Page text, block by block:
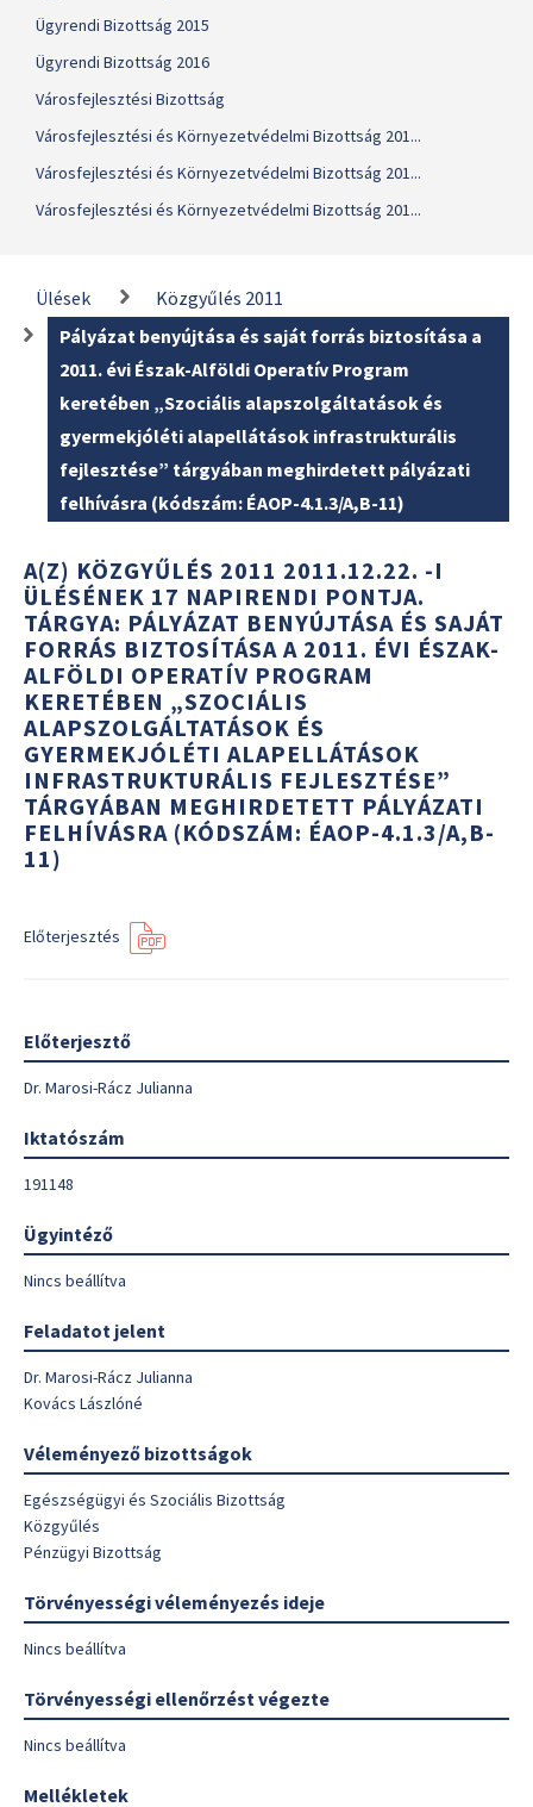
Ügyrendi Bizottság 2015
Ügyrendi Bizottság 2016
Városfejlesztési Bizottság
Városfejlesztési és Környezetvédelmi Bizottság 201...
Városfejlesztési és Környezetvédelmi Bizottság 201...
Városfejlesztési és Környezetvédelmi Bizottság 201...
Ülések
Közgyűlés 2011
Pályázat benyújtása és saját forrás biztosítása a
2011. évi Észak-Alföldi Operatív Program
keretében „Szociális alapszolgáltatások és
gyermekjóléti alapellátások infrastrukturális
fejlesztése” tárgyában meghirdetett pályázati
felhívásra (kódszám: ÉAOP-4.1.3/A,B-11)
A(Z) KÖZGYŰLÉS 2011 2011.12.22. -I
ÜLÉSÉNEK 17 NAPIRENDI PONTJA.
TÁRGYA: PÁLYÁZAT BENYÚJTÁSA ÉS SAJÁT
FORRÁS BIZTOSÍTÁSA A 2011. ÉVI ÉSZAK-
ALFÖLDI OPERATÍV PROGRAM
KERETÉBEN „SZOCIÁLIS
ALAPSZOLGÁLTATÁSOK ÉS
GYERMEKJÓLÉTI ALAPELLÁTÁSOK
INFRASTRUKTURÁLIS FEJLESZTÉSE”
TÁRGYÁBAN MEGHIRDETETT PÁLYÁZATI
FELHÍVÁSRA (KÓDSZÁM: ÉAOP-4.1.3/A,B-
11)
Előterjesztés
Előterjesztő
Dr. Marosi-Rácz Julianna
Iktatószám
191148
Ügyintéző
Nincs beállítva
Feladatot jelent
Dr. Marosi-Rácz Julianna
Kovács Lászlóné
Véleményező bizottságok
Egészségügyi és Szociális Bizottság
Közgyűlés
Pénzügyi Bizottság
Törvényességi véleményezés ideje
Nincs beállítva
Törvényességi ellenőrzést végezte
Nincs beállítva
Mellékletek